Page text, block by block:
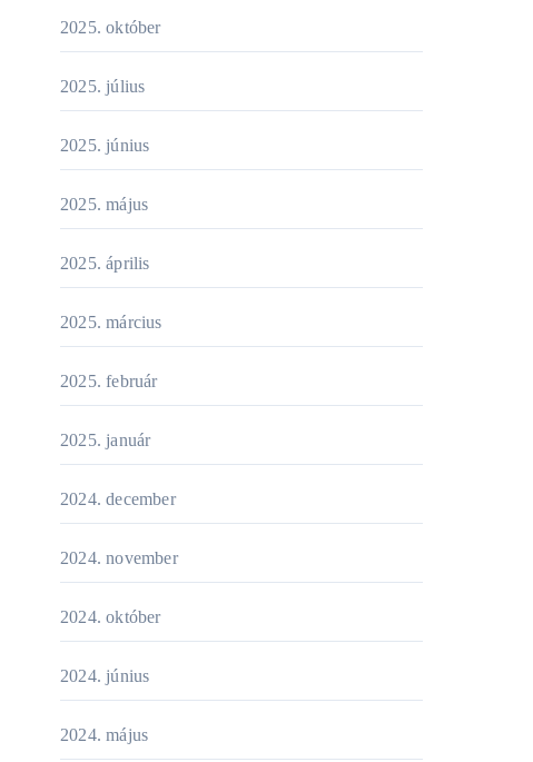
2025. október
2025. július
2025. június
2025. május
2025. április
2025. március
2025. február
2025. január
2024. december
2024. november
2024. október
2024. június
2024. május